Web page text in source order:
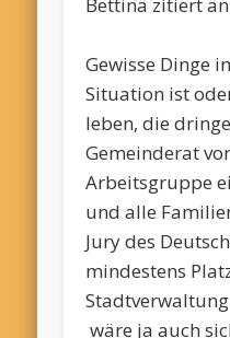
Bettina zitiert
Gewisse Dinge
Situation ist
leben, die
Gemeinderat
Arbeitsgruppe
und alle
Jury des
mindestens
wäre ja auch